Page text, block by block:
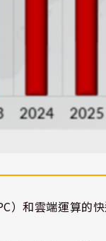
）和雲端運算的快